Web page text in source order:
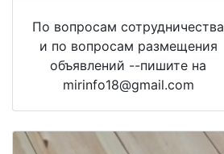
По вопросам сотрудничества
и по вопросам размещения
объявлений --пишите на
mirinfo18@gmail.com